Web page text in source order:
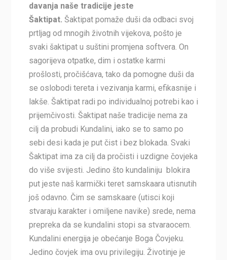
davanja naše tradicije jeste
Šaktipat. Šaktipat pomaže duši da odbaci svoj
prtljag od mnogih životnih vijekova, pošto je
svaki šaktipat u suštini promjena softvera. On
sagorijeva otpatke, dim i ostatke karmi
prošlosti, pročišćava, tako da pomogne duši da
se oslobodi tereta i vezivanja karmi, efikasnije i
lakše. Šaktipat radi po individualnoj potrebi kao i
prijemčivosti. Šaktipat naše tradicije nema za
cilj da probudi Kundalini, iako se to samo po
sebi desi kada je put čist i bez blokada. Svaki
Šaktipat ima za cilj da pročisti i uzdigne čovjeka
do više svijesti. Jedino što kundaliniju blokira
put jeste naš karmički teret samskaara utisnutih
još odavno. Čim se samskaare (utisci koji
stvaraju karakter i omiljene navike) srede, nema
prepreka da se kundalini stopi sa stvaraocem.
Kundalini energija je obećanje Boga Čovjeku.
Jedino čovjek ima ovu privilegiju. Životinje je